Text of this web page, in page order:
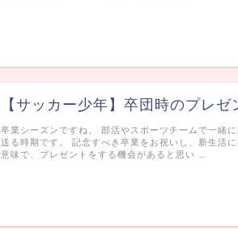
【サッカー少年】卒団時のプレゼ
卒業シーズンですね。 部活やスポーツチームで一緒
送る時期です。 記念すべき卒業をお祝いし、新生活
意味で、プレゼントをする機会があると思い …